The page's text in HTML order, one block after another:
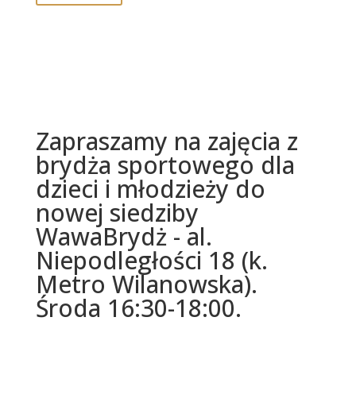
Zapraszamy na zajęcia z
brydża sportowego dla
dzieci i młodzieży do
nowej siedziby
WawaBrydż - al.
Niepodległości 18 (k.
Metro Wilanowska).
Środa 16:30-18:00.